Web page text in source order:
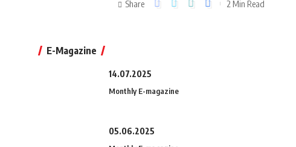
Share 2 Min Read
E-Magazine
14.07.2025
Monthly E-magazine
05.06.2025